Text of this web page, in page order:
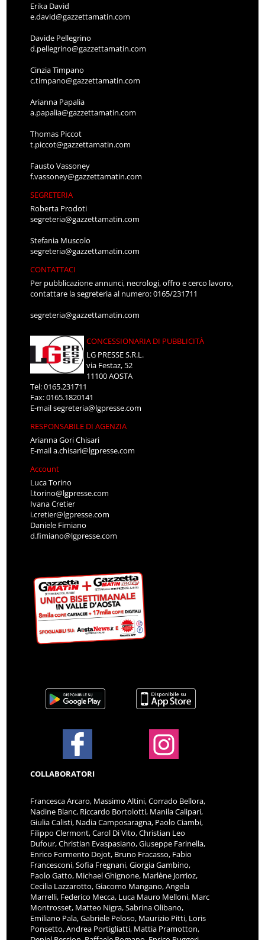
Erika David
e.david@gazzettamatin.com
Davide Pellegrino
d.pellegrino@gazzettamatin.com
Cinzia Timpano
c.timpano@gazzettamatin.com
Arianna Papalia
a.papalia@gazzettamatin.com
Thomas Piccot
t.piccot@gazzettamatin.com
Fausto Vassoney
f.vassoney@gazzettamatin.com
SEGRETERIA
Roberta Prodoti
segreteria@gazzettamatin.com
Stefania Muscolo
segreteria@gazzettamatin.com
CONTATTACI
Per pubblicazione annunci, necrologi, offro e cerco lavoro,
contattare la segreteria al numero: 0165/231711
segreteria@gazzettamatin.com
CONCESSIONARIA DI PUBBLICITÀ
LG PRESSE S.R.L.
via Festaz, 52
11100 AOSTA
Tel: 0165.231711
Fax: 0165.1820141
E-mailsegreteria@lgpresse.com
RESPONSABILE DI AGENZIA
Arianna Gori Chisari
E-maila.chisari@lgpresse.com
Account
Luca Torino
l.torino@lgpresse.com
Ivana Cretier
i.cretier@lgpresse.com
Daniele Fimiano
d.fimiano@lgpresse.com
COLLABORATORI
Francesca Arcaro, Massimo Altini, Corrado Bellora,
Nadine Blanc, Riccardo Bortolotti, Manila Calipari,
Giulia Calisti, Nadia Camposaragna, Paolo Ciambi,
Filippo Clermont, Carol Di Vito, Christian Leo
Dufour, Christian Evaspasiano, Giuseppe Farinella,
Enrico Formento Dojot, Bruno Fracasso, Fabio
Francesconi, Sofia Fregnani, Giorgia Gambino,
Paolo Gatto, Michael Ghignone, Marlène Jorrioz,
Cecilia Lazzarotto, Giacomo Mangano, Angela
Marrelli, Federico Mecca, Luca Mauro Melloni, Marc
Montrosset, Matteo Nigra, Sabrina Olibano,
Emiliano Pala, Gabriele Peloso, Maurizio Pitti, Loris
Ponsetto, Andrea Portigliatti, Mattia Pramotton,